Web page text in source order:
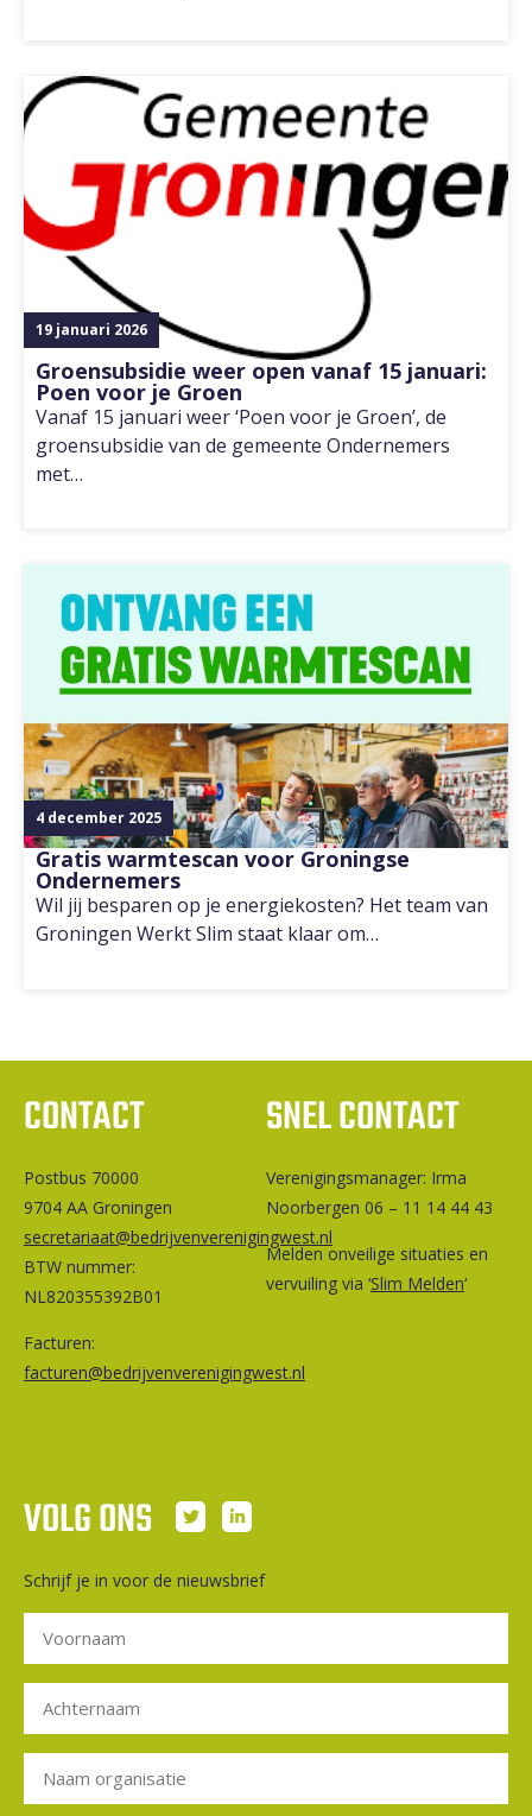
19 januari 2026
Groensubsidie weer open vanaf 15 januari:
Poen voor je Groen
Vanaf 15 januari weer ‘Poen voor je Groen’, de
groensubsidie van de gemeente Ondernemers
met…
4 december 2025
Gratis warmtescan voor Groningse
Ondernemers
Wil jij besparen op je energiekosten? Het team van
Groningen Werkt Slim staat klaar om…
CONTACT
Postbus 70000
9704 AA Groningen
secretariaat@bedrijvenverenigingwest.nl
BTW nummer:
NL820355392B01
Facturen:
facturen@bedrijvenverenigingwest.nl
SNEL CONTACT
Ver­e­ni­gings­ma­na­ger: Irma
Noorbergen 06 – 11 14 44 43
Melden onveilige situaties en
vervuiling via ‘Slim Melden‘
VOLG ONS
Schrijf je in voor de nieuwsbrief